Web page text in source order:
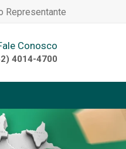
Representante
Conosco
4014-4700